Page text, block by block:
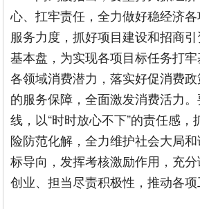
心、扛牢责任，全力做好稳经济
服务力度，抓好项目建设和招商
基本盘，为实现各项目标任务打
各领域消费潜力，落实好促消费
的服务保障，全面激发消费活力
线，以“时时放心不下”的责任感
险防范化解，全力维护社会大局
标导向，发挥考核激励作用，充
创业、担当尽责积极性，推动各项